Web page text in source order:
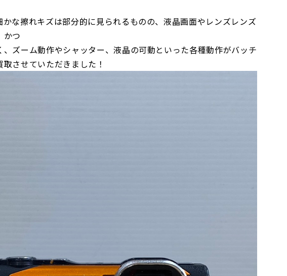
な擦れキズは部分的に見られるものの、液晶画面やレンズレンズ
かつ
ズーム動作やシャッター、液晶の可動といった各種動作がバッチ
させていただきました！